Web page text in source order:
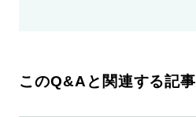
このQ&Aと関連する記事